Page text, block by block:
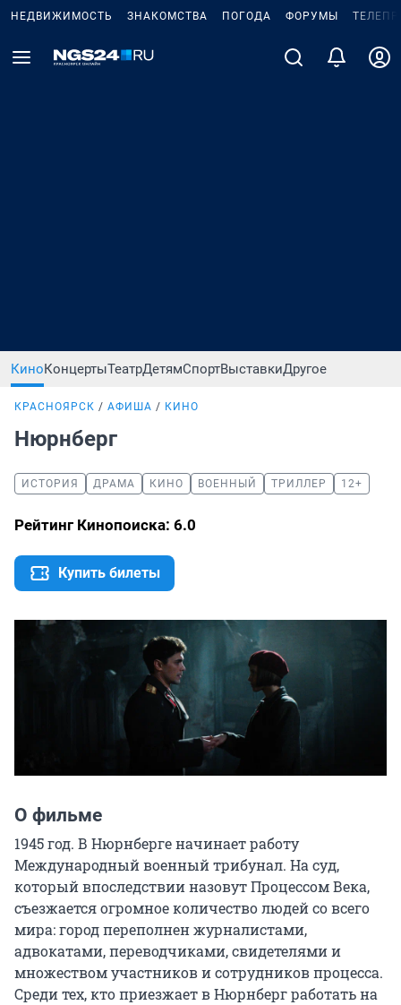
НЕДВИЖИМОСТЬ ЗНАКОМСТВА ПОГОДА ФОРУМЫ
КиноКонцертыТеатрДетямСпортВыставкиДругое
КРАСНОЯРСК АФИША КИНО
Нюрнберг
ИСТОРИЯ ДРАМА КИНО ВОЕННЫЙ ТРИЛЛЕР 12+
Рейтинг Кинопоиска: 6.0
Купить билеты
О фильме
1945 год. В Нюрнберге начинает работу
Международный военный трибунал. На суд,
который впоследствии назовут Процессом Века,
съезжается огромное количество людей со всего
мира: город переполнен журналистами,
адвокатами, переводчиками, свидетелями и
множеством участников и сотрудников процесса.
Среди тех, кто приезжает в Нюрнберг работать на